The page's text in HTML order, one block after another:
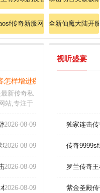
装秒杀全服！
奇私服中的复古传奇新时代！
传奇新服网 全新仙魔大陆开
样增进疾光电影。
新传奇私
站,专注于
打造国内最
图鉴
2026-08-09
释放精髓
2026-08-09
，复古传奇巅峰之作！
2026-08-09
的传奇私服，感受黄金皓月般
2026-08-09
视听盛宴
独家连击
传奇
罗兰传奇
紫金圣殿